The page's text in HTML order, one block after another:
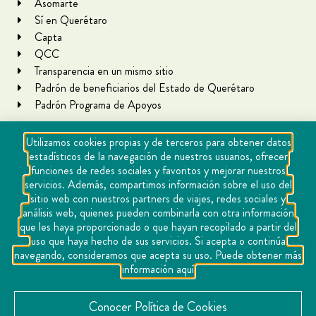
Sí en Querétaro
Capta
QCC
Transparencia en un mismo sitio
Padrón de beneficiarios del Estado de Querétaro
Padrón Programa de Apoyos
Copyright Querétaro Travel 2021 | v 1.1
Cookies
Aviso de privacidad
Directorio
Utilizamos cookies propias y de terceros para obtener datos
estadísticos de la navegación de nuestros usuarios, ofrecer
funciones de redes sociales y favoritos y mejorar nuestros
servicios. Además, compartimos información sobre el uso del
sitio web con nuestros partners de viajes, redes sociales y
análisis web, quienes pueden combinarla con otra información
que les haya proporcionado o que hayan recopilado a partir del
uso que haya hecho de sus servicios. Si acepta o continúa
navegando, consideramos que acepta su uso. Puede obtener más
información aquí
Conocer Política de Cookies